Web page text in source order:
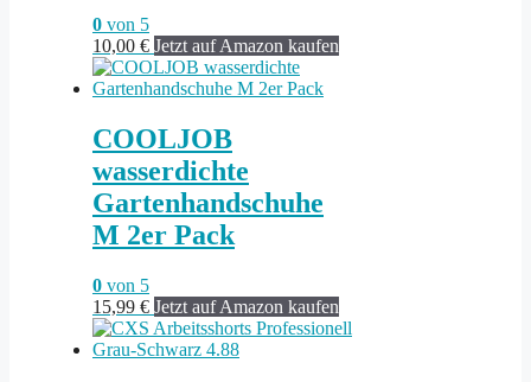
0 von 5
10,00 € Jetzt auf Amazon kaufen
COOLJOB
wasserdichte
Gartenhandschuhe
M 2er Pack
0 von 5
15,99 € Jetzt auf Amazon kaufen